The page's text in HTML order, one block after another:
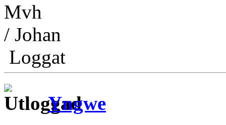
Mvh
/ Johan
Loggat
Yngwe